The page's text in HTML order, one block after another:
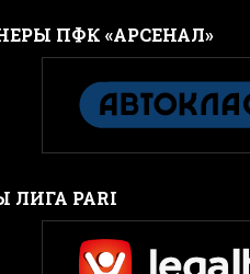
ПФК «АРСЕНАЛ»
ЛИГА PARI